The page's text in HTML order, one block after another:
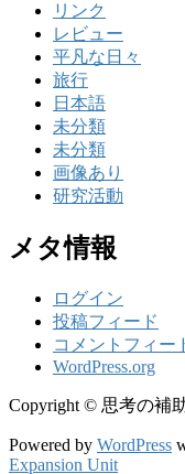
リンク
レビュー
平凡な日々
旅行
日本語
未分類
未分類
画像あり
研究活動
メタ情報
ログイン
投稿フィード
コメントフィー
WordPress.org
Copyright © 思考の補
Powered by WordPress
Expansion Unit